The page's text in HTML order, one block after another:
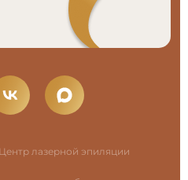
лазерной эпиляции